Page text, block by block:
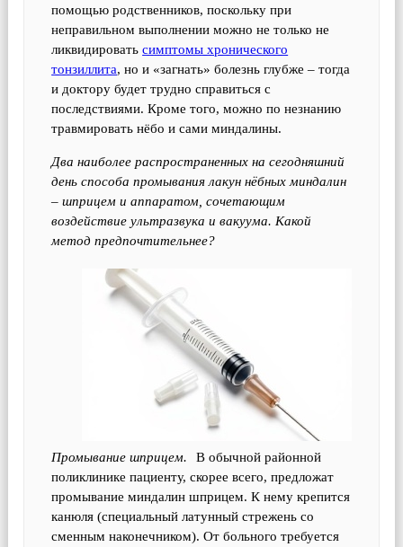
помощью родственников, поскольку при
неправильном выполнении можно не только не
ликвидироватьсимптомы хронического
тонзиллита, но и «загнать» болезнь глубже – тогда
и доктору будет трудно справиться с
последствиями. Кроме того, можно по незнанию
травмировать нёбо и сами миндалины.
Два наиболее распространенных на сегодняшний
день способа промывания лакун нёбных миндалин
– шприцем и аппаратом, сочетающим
воздействие ультразвука и вакуума. Какой
метод предпочтительнее?
Промывание шприцем.
В обычной районной
поликлинике пациенту, скорее всего, предложат
промывание миндалин шприцем. К нему крепится
канюля (специальный латунный стрежень со
сменным наконечником). От больного требуется